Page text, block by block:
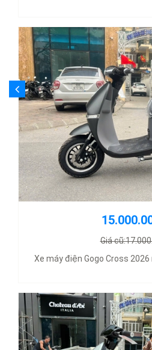
Giá
Xe máy điện Gogo Cross